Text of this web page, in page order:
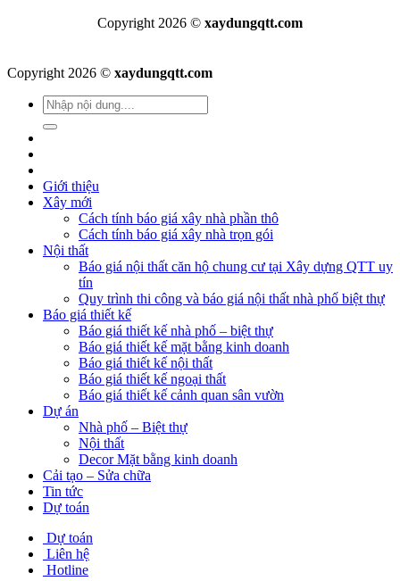
Copyright 2026 © xaydungqtt.com
Copyright 2026 © xaydungqtt.com
Giới thiệu
Xây mới
Cách tính báo giá xây nhà phần thô
Cách tính báo giá xây nhà trọn gói
Nội thất
Báo giá nội thất căn hộ chung cư tại Xây dựng QTT uy
tín
Quy trình thi công và báo giá nội thất nhà phố biệt thự
Báo giá thiết kế
Báo giá thiết kế nhà phố – biệt thự
Báo giá thiết kế mặt bằng kinh doanh
Báo giá thiết kế nội thất
Báo giá thiết kế ngoại thất
Báo giá thiết kế cảnh quan sân vườn
Dự án
Nhà phố – Biệt thự
Nội thất
Decor Mặt bằng kinh doanh
Cải tạo – Sửa chữa
Tin tức
Dự toán
Dự toán
Liên hệ
Hotline